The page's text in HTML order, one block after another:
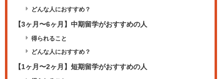
どんな人におすすめ？
【3ヶ月〜6ヶ月】中期留学がおすすめの人
得られること
どんな人におすすめ？
【1ヶ月〜2ヶ月】短期留学がおすすめの人